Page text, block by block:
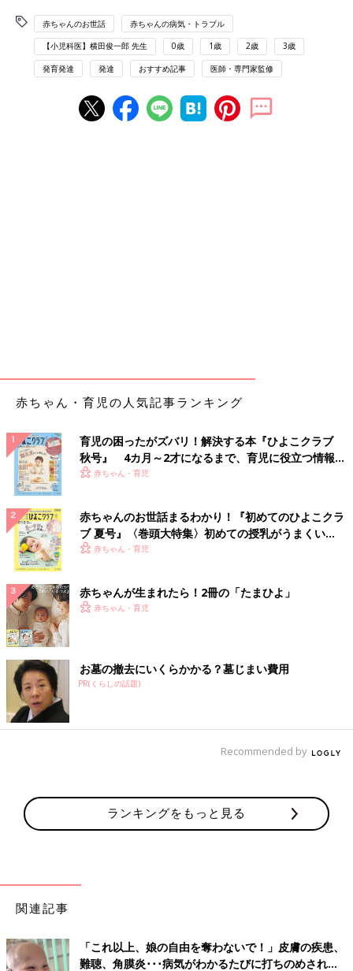
赤ちゃんのお世話 赤ちゃんの病気・トラブル
【小児科医】横田俊一郎 先生 0歳 1歳 2歳 3歳
発育発達 発達 おすすめ記事 医師・専門家監修
赤ちゃん・育児の人気記事ランキング
育児の困ったがズバリ！解決する本『ひよこクラブ
秋号』 4カ月～2才になるまで、育児に役立つ情報が
いっぱい！
赤ちゃん・育児
赤ちゃんのお世話まるわかり！『初めてのひよこクラ
ブ 夏号』〈巻頭大特集〉初めての授乳がうまくい
く！ おっぱい・ミルクの基本と夏のトラブル 解決テ
赤ちゃん・育児
赤ちゃんが生まれたら！2冊の「たまひよ」
赤ちゃん・育児
お墓の撤去にいくらかかる？墓じまい費用
PR(くらしの話題)
Recommended by
ランキングをもっと見る
関連記事
「これ以上、娘の自由を奪わないで！」皮膚の疾患、
難聴、角膜炎･･･病気がわかるたびに打ちのめされた